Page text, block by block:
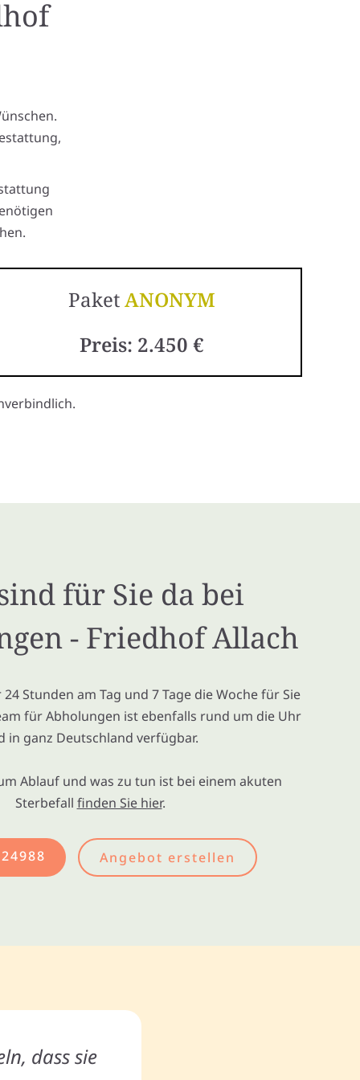
PaketANONYM
Preis: 2.450 €
für Sie da bei
- Friedhof Allach
Stunden am Tag und 7 Tage die Woche für Sie
für Abholungen ist ebenfalls rund um die Uhr
in ganz Deutschland verfügbar.
Ablauf und was zu tun ist bei einem akuten
Sterbefall finden Sie hier.
Angebot erstellen
dass sie